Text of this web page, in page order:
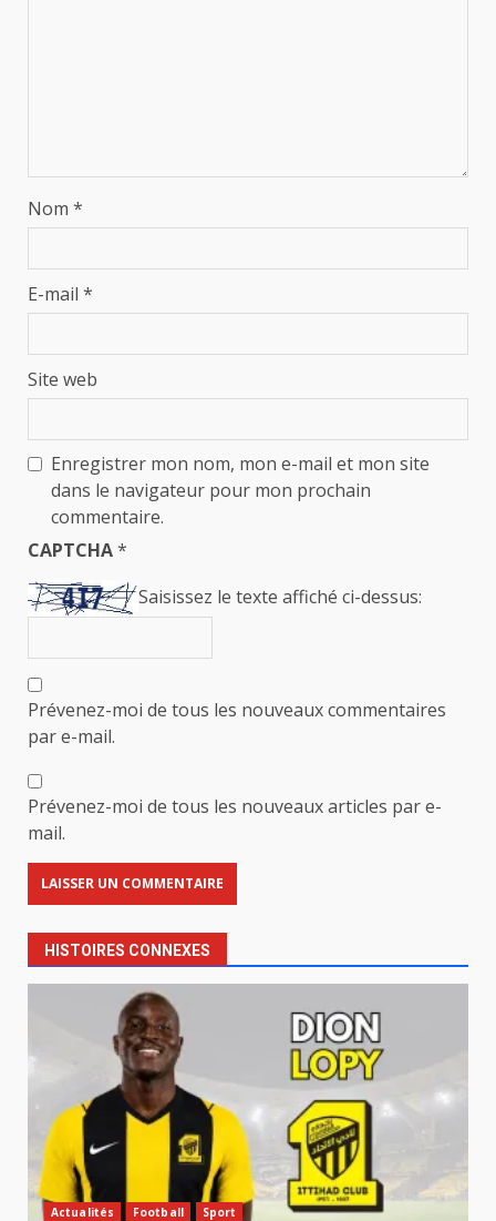
Nom *
E-mail *
Site web
Enregistrer mon nom, mon e-mail et mon site
dans le navigateur pour mon prochain
commentaire.
CAPTCHA*
Saisissez le texte affiché ci-dessus:
Prévenez-moi de tous les nouveaux commentaires
par e-mail.
Prévenez-moi de tous les nouveaux articles par e-
mail.
HISTOIRES CONNEXES
Actualités Football Sport